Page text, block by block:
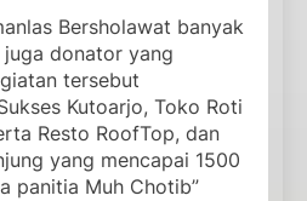
Bersholawat banyak
donator yang
tersebut
Kutoarjo, Toko Roti
Resto RoofTop, dan
yang mencapai 1500
panitia Muh Chotib”